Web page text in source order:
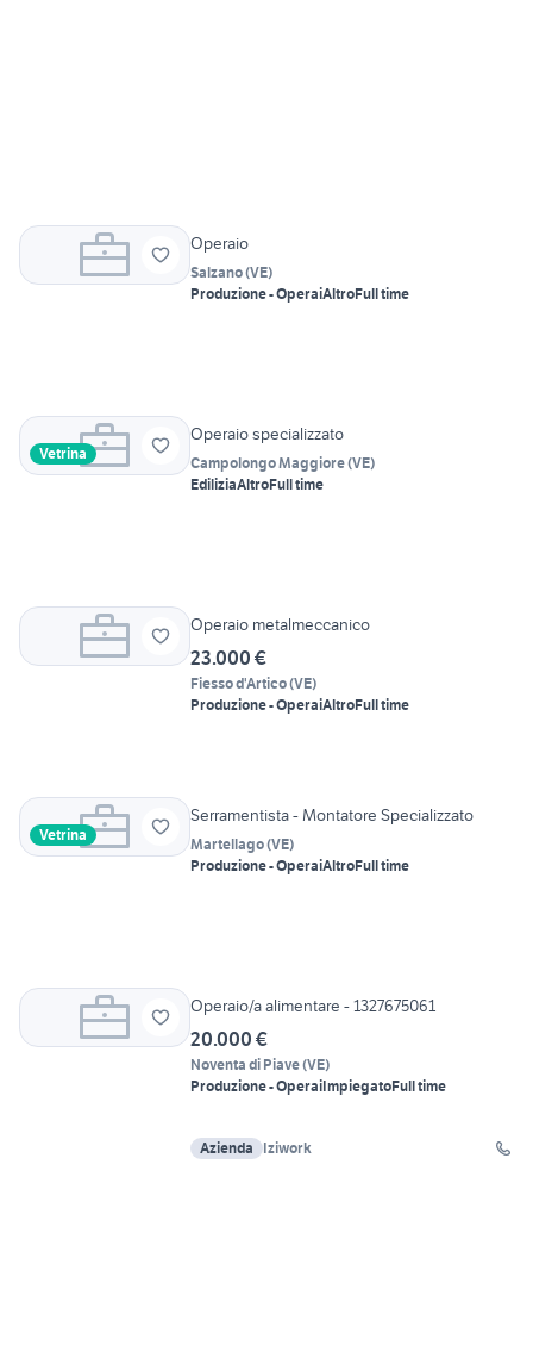
Operaio
Salzano(VE)
Produzione - OperaiAltroFull time
Vetrina
Operaio specializzato
Campolongo Maggiore(VE)
EdiliziaAltroFull time
Operaio metalmeccanico
23.000 €
Fiesso d'Artico(VE)
Produzione - OperaiAltroFull time
Vetrina
Serramentista - Montatore Specializzato
Martellago(VE)
Produzione - OperaiAltroFull time
Operaio/a alimentare - 1327675061
20.000 €
Noventa di Piave(VE)
Produzione - OperaiImpiegatoFull time
Azienda Iziwork